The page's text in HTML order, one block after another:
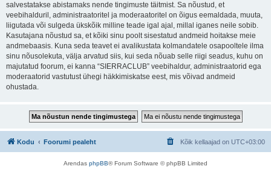
salvestatakse abistamaks nende tingimuste täitmist. Sa nõustud, et
veebihalduril, administraatoritel ja moderaatoritel on õigus eemaldada, muuta,
liigutada või sulgeda ükskõik milline teade igal ajal, millal iganes neile sobib.
Kasutajana nõustud sa, et kõiki sinu poolt sisestatud andmeid hoitakse meie
andmebaasis. Kuna seda teavet ei avalikustata kolmandatele osapooltele ilma
sinu nõusolekuta, välja arvatud siis, kui seda nõuab selle riigi seadus, kuhu on
majutatud foorum, ei kanna “SIERRACLUB” veebihaldur, administraatorid ega
moderaatorid vastutust ühegi häkkimiskatse eest, mis võivad andmeid
ohustada.
Kodu Foorumi pealeht Kõik kellaajad on UTC+03:00
Arendas phpBB® Forum Software © phpBB Limited